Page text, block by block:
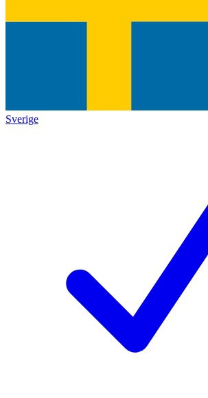
Sverige